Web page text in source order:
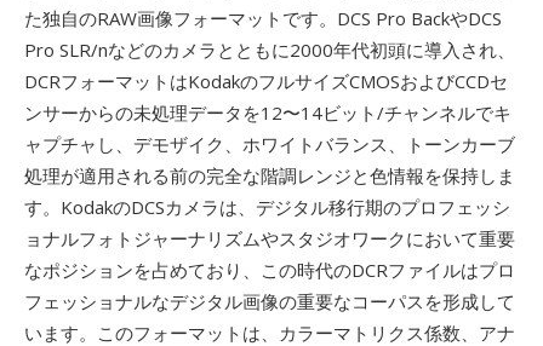
た独自のRAW画像フォーマットです。DCS Pro BackやDCS
Pro SLR/nなどのカメラとともに2000年代初頭に導入され、
DCRフォーマットはKodakのフルサイズCMOSおよびCCDセ
ンサーからの未処理データを12〜14ビット/チャンネルでキ
ャプチャし、デモザイク、ホワイトバランス、トーンカーブ
処理が適用される前の完全な階調レンジと色情報を保持しま
す。KodakのDCSカメラは、デジタル移行期のプロフェッシ
ョナルフォトジャーナリズムやスタジオワークにおいて重要
なポジションを占めており、この時代のDCRファイルはプロ
フェッショナルなデジタル画像の重要なコーパスを形成して
います。このフォーマットは、カラーマトリクス係数、アナ